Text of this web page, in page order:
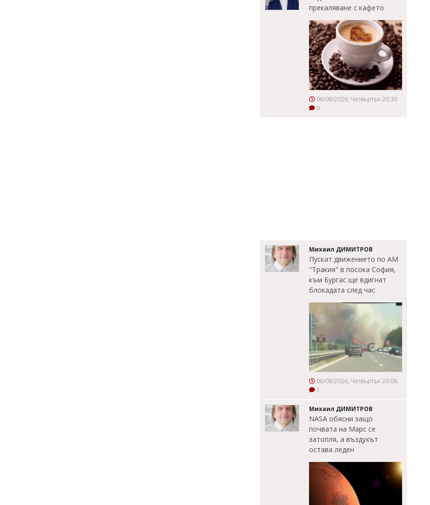
прекаляване с кафето
06/08/2026, Четвъртък 20:30
0
Михаил ДИМИТРОВ
Пускат движението по АМ
"Тракия" в посока София,
към Бургас ще вдигнат
блокадата след час
06/08/2026, Четвъртък 20:06
1
Михаил ДИМИТРОВ
NASA обясни защо
почвата на Марс се
затопля, а въздухът
остава леден